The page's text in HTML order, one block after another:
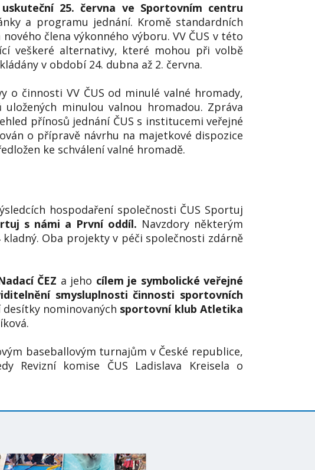
25. června ve Sportovním centru
a programu jednání. Kromě standardních
člena výkonného výboru. VV ČUS v této
veškeré alternativy, které mohou při volbě
v období 24. dubna až 2. června.
o činnosti VV ČUS od minulé valné hromady,
minulou valnou hromadou. Zpráva
přínosů jednání ČUS s institucemi veřejné
o přípravě návrhu na majetkové dispozice
ke schválení valné hromadě.
hospodaření společnosti ČUS Sportuj
s námi a První oddíl. Navzdory některým
Oba projekty v péči společnosti zdárně
ČEZ a jeho cílem je symbolické veřejné
smysluplnosti činnosti sportovních
nominovaných sportovní klub Atletika
baseballovým turnajům v České republice,
Revizní komise ČUS Ladislava Kreisela o